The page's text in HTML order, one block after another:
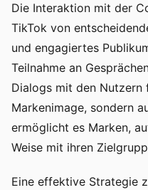
Die Interaktion mit der
TikTok von
und engagiertes
Teilnahme an
Dialogs mit den
Markenimage, sondern
ermöglicht es Marken,
Weise mit ihren
Eine effektive Strategie